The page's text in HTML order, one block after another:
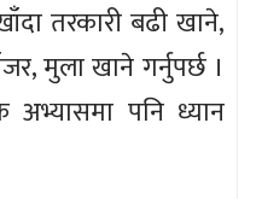
तरकारी बढी खाने,
मुला खाने गर्नुपर्छ ।
अभ्यासमा पनि ध्यान